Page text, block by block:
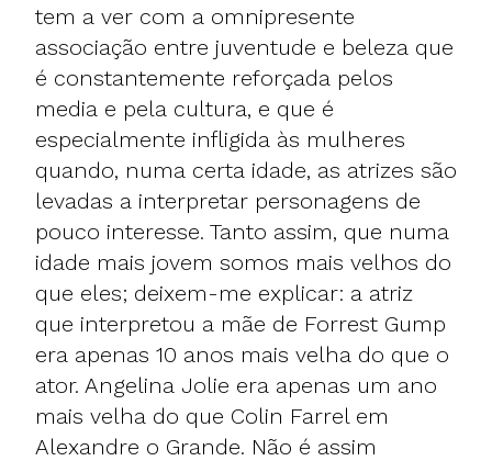
tem a ver com a omnipresente
associação entre juventude e beleza que
é constantemente reforçada pelos
media e pela cultura, e que é
especialmente infligida às mulheres
quando, numa certa idade, as atrizes são
levadas a interpretar personagens de
pouco interesse. Tanto assim, que numa
idade mais jovem somos mais velhos do
que eles; deixem-me explicar: a atriz
que interpretou a mãe de Forrest Gump
era apenas 10 anos mais velha do que o
ator. Angelina Jolie era apenas um ano
mais velha do que Colin Farrel em
Alexandre o Grande. Não é assim